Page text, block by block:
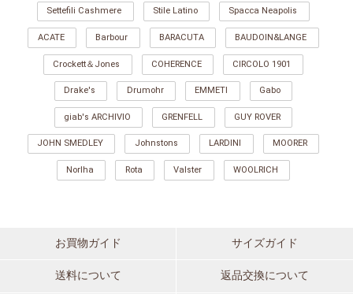
Settefili Cashmere Stile Latino Spacca Neapolis
ACATE Barbour BARACUTA BAUDOIN&LANGE
Crockett＆Jones COHERENCE CIRCOLO 1901
Drake's Drumohr EMMETI Gabo
giab's ARCHIVIO GRENFELL GUY ROVER
JOHN SMEDLEY Johnstons LARDINI MOORER
Norlha Rota Valster WOOLRICH
お買物ガイド サイズガイド
送料について 返品交換について